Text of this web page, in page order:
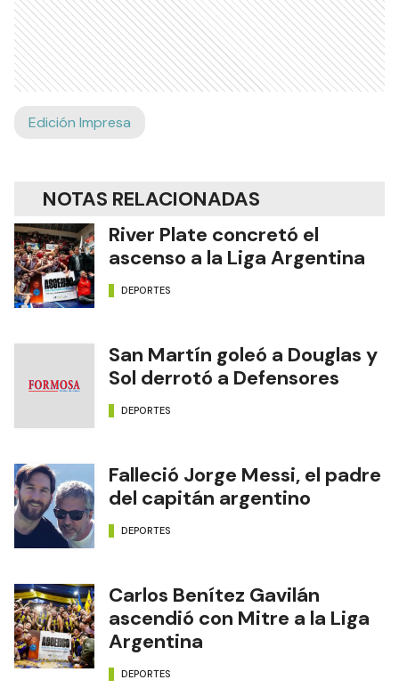
Edición Impresa
NOTAS RELACIONADAS
River Plate concretó el
ascenso a la Liga Argentina
DEPORTES
San Martín goleó a Douglas y
Sol derrotó a Defensores
DEPORTES
Falleció Jorge Messi, el padre
del capitán argentino
DEPORTES
Carlos Benítez Gavilán
ascendió con Mitre a la Liga
Argentina
DEPORTES